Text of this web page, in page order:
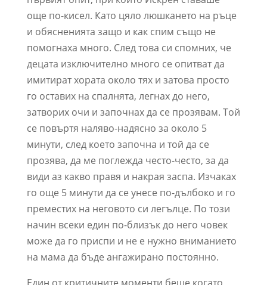
още по-кисел. Като цяло люшкането на ръце
и обясненията защо и как спим също не
помогнаха много. След това си спомних, че
децата изключително много се опитват да
имитират хората около тях и затова просто
го оставих на спалнята, легнах до него,
затворих очи и започнах да се прозявам. Той
се повъртя наляво-надясно за около 5
минути, след което започна и той да се
прозява, да ме поглежда често-често, за да
види аз какво правя и накрая заспа. Изчаках
го още 5 минути да се унесе по-дълбоко и го
преместих на неговото си легълце. По този
начин всеки един по-близък до него човек
може да го приспи и не е нужно вниманието
на мама да бъде ангажирано постоянно.